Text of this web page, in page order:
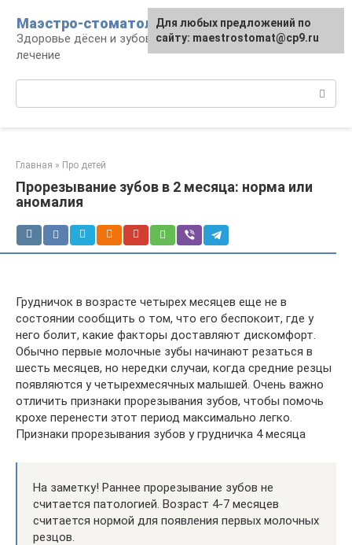
контенту
Маэстро-стоматолог
Здоровье дёсен и зубов, диагностика и
лечение
Главная » Про детей
Прорезывание зубов в 2 месяца: норма или
аномалия
Грудничок в возрасте четырех месяцев еще не в
состоянии сообщить о том, что его беспокоит, где у
него болит, какие факторы доставляют дискомфорт.
Обычно первые молочные зубы начинают резаться в
шесть месяцев, но нередки случаи, когда средние резцы
появляются у четырехмесячных малышей. Очень важно
отличить признаки прорезывания зубов, чтобы помочь
крохе перенести этот период максимально легко.
Признаки прорезывания зубов у грудничка 4 месяца
На заметку! Раннее прорезывание зубов не
считается патологией. Возраст 4-7 месяцев
считается нормой для появления первых молочных
резцов.
Для любых предложений по
сайту: maestrostomat@cp9.ru